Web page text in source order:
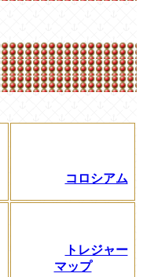
コロシアム
トレジャー
マップ